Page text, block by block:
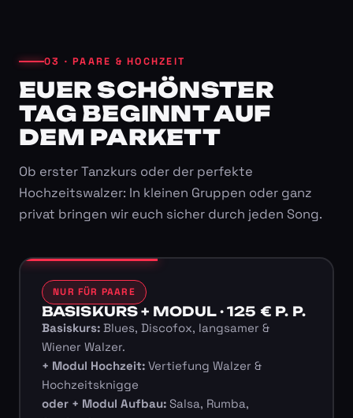
03 · PAARE & HOCHZEIT
EUER SCHÖNSTER
TAG BEGINNT AUF
DEM PARKETT
Ob erster Tanzkurs oder der perfekte
Hochzeitswalzer: In kleinen Gruppen oder ganz
privat bringen wir euch sicher durch jeden Song.
NUR FÜR PAARE
BASISKURS + MODUL · 125 € P. P.
Basiskurs:Blues, Discofox, langsamer &
Wiener Walzer.
+ Modul Hochzeit:Vertiefung Walzer &
Hochzeitsknigge
oder + Modul Aufbau:Salsa, Rumba,